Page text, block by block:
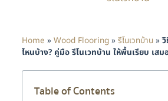
Home » Wood Flooring» รีโนเวทบ้าน »
ไหนบ้าง? คู่มือ รีโนเวทบ้าน ให้พื้นเรียบ เส
Table of Contents